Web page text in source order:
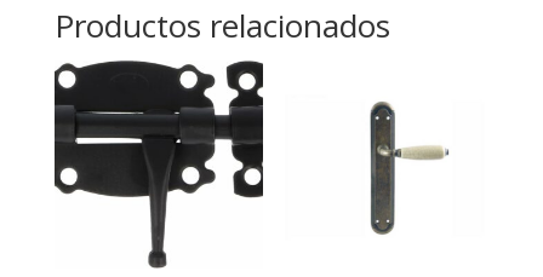
Productos relacionados